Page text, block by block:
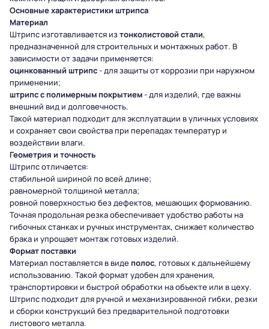
Основные характеристики штрипса
Материал
Штрипс изготавливается из тонколистовой стали,
предназначенной для строительных и монтажных работ. В
зависимости от задачи применяется:
оцинкованный штрипс- для защиты от коррозии при наружном
применении;
штрипс с полимерным покрытием- для изделий, где важны
внешний вид и долговечность.
Такой материал подходит для эксплуатации в уличных условиях
и сохраняет свои свойства при перепадах температур и
воздействии влаги.
Геометрия и точность
Штрипс отличается:
стабильной шириной по всей длине;
равномерной толщиной металла;
ровной поверхностью без дефектов, мешающих формованию.
Точная продольная резка обеспечивает удобство работы на
гибочных станках и ручных инструментах, снижает количество
брака и упрощает монтаж готовых изделий.
Формат поставки
Материал поставляется в виде полос, готовых к дальнейшему
использованию. Такой формат удобен для хранения,
транспортировки и быстрой обработки на объекте или в цеху.
Штрипс подходит для ручной и механизированной гибки, резки
и сборки конструкций без предварительной подготовки
листового металла.